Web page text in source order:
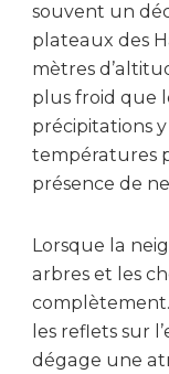
souvent un
plateaux des
mètres
plus froid que
précipitations
températures
présence de
Lorsque la
arbres et les
les reflets sur
dégage une